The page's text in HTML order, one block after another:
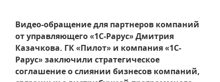
Видео-обращение для партнеров компаний
от управляющего «1С-Рарус» Дмитрия
Казачкова. ГК «Пилот» и компания «1С-
Рарус» заключили стратегическое
соглашение о слиянии бизнесов компаний,